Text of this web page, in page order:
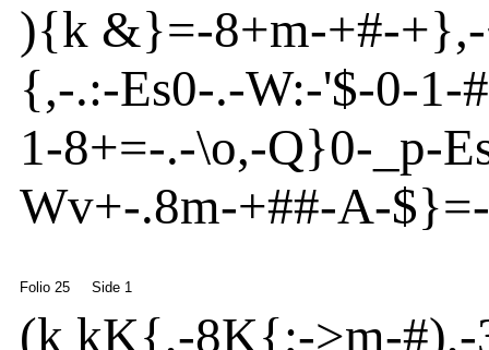
){k &}=-8+m-+#-+},-
{,-.:-Es0-.-W:-'$-0-1-
1-8+=-.-\o,-Q}0- _p-
Wv+-.8m-+##-A-$}=-
Folio 25 Side 1
(k kK{,-8K{;->m-#),-